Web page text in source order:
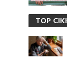
TOP